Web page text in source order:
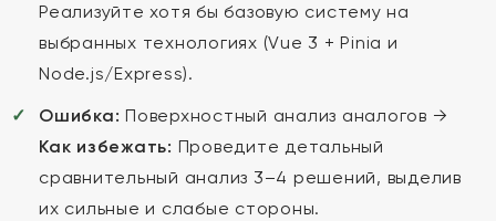
Реализуйте хотя бы базовую систему на
выбранных технологиях (Vue 3 + Pinia и
Node.js/Express).
Ошибка: Поверхностный анализ аналогов →
Как избежать: Проведите детальный
сравнительный анализ 3–4 решений, выделив
их сильные и слабые стороны.